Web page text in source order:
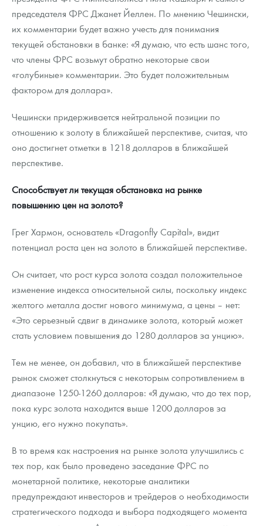
председателя ФРС Джанет Йеллен. По мнению Чешински,
их комментарии будет важно учесть для понимания
текущей обстановки в банке: «Я думаю, что есть шанс того,
что члены ФРС возьмут обратно некоторые свои
«голубиные» комментарии. Это будет положительным
фактором для доллара».
Чешински придерживается нейтральной позиции по
отношению к золоту в ближайшей перспективе, считая, что
оно достигнет отметки в 1218 долларов в ближайшей
перспективе.
Способствует ли текущая обстановка на рынке
повышению цен на золото?
Грег Хармон, основатель «Dragonfly Capital», видит
потенциал роста цен на золото в ближайшей перспективе.
Он считает, что рост курса золота создал положительное
изменение индекса относительной силы, поскольку индекс
желтого металла достиг нового минимума, а цены – нет:
«Это серьезный сдвиг в динамике золота, который может
стать условием повышения до 1280 долларов за унцию».
Тем не менее, он добавил, что в ближайшей перспективе
рынок сможет столкнуться с некоторым сопротивлением в
диапазоне 1250-1260 долларов: «Я думаю, что до тех пор,
пока курс золота находится выше 1200 долларов за
унцию, его нужно покупать».
В то время как настроения на рынке золота улучшились с
тех пор, как было проведено заседание ФРС по
монетарной политике, некоторые аналитики
предупреждают инвесторов и трейдеров о необходимости
стратегического подхода и выбора подходящего момента